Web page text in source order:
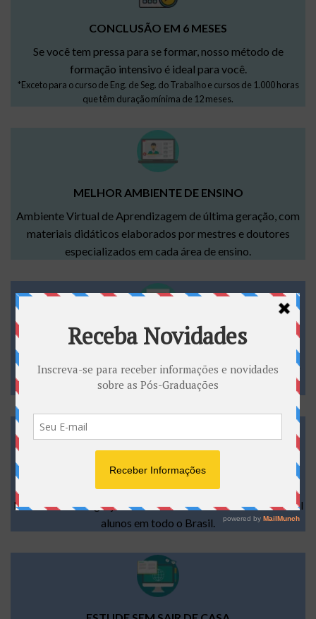
CONCLUSÃO EM 6 MESES
Se você tem pressa para se formar, nosso método de
formação intensivo é ideal para você.
*Exceto para o curso de Eng. de Seg. do Trabalho e cursos de 1.000 horas
que têm duração mínima de 12 meses.
MELHOR AMBIENTE DE ENSINO
Ambiente Virtual de Aprendizagem de última geração, com
materiais didáticos elaborados por mestres e doutores
especializados em cada área de ensino.
INÍCIO IMEDIATO, APÓS A MATRÍCULA
Você não precisa aguardar a formação de turma para iniciar
seu curso.
Nossa metodologia já transformou a vida de mais de 179 mil
alunos em todo o Brasil.